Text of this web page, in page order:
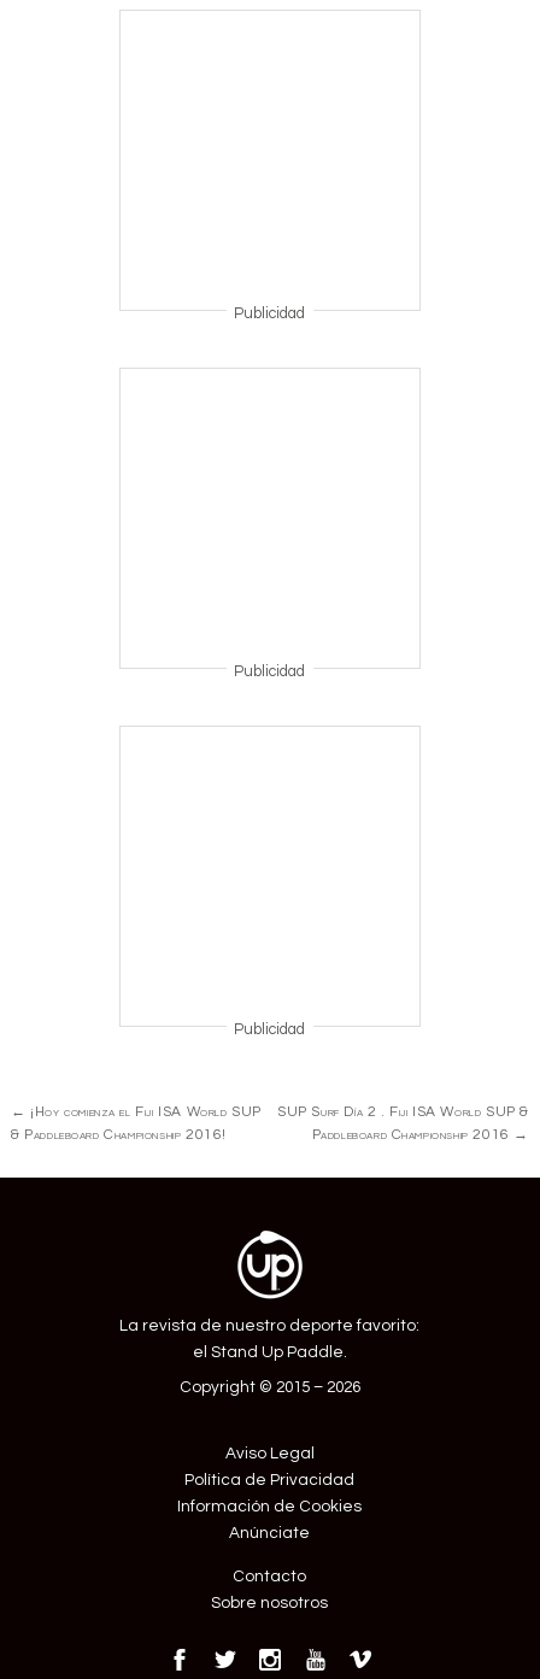
Publicidad
Publicidad
Publicidad
Navegación
de
← ¡Hoy comienza el Fiji ISA World SUP
& Paddleboard Championship 2016!
SUP Surf Día 2 . Fiji ISA World SUP &
Paddleboard Championship 2016 →
La revista de nuestro deporte favorito:
el Stand Up Paddle.
Copyright © 2015 – 2026
Aviso Legal
Política de Privacidad
Información de Cookies
Anúnciate
Contacto
Sobre nosotros